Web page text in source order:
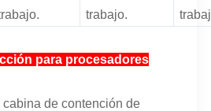
trabajo.
para procesadores
de contención de